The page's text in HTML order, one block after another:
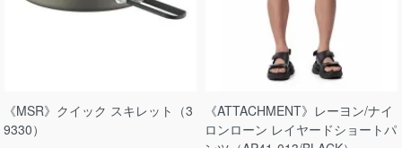
《MSR》クイック スキレット（3
9330）
《ATTACHMENT》レーヨン/ナイ
ロンローン レイヤードショートパ